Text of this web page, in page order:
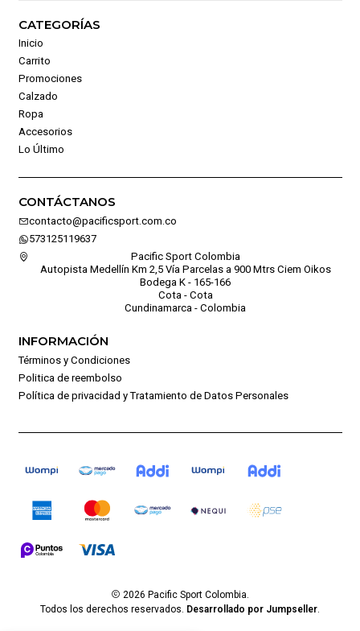
CATEGORÍAS
Inicio
Carrito
Promociones
Calzado
Ropa
Accesorios
Lo Último
CONTÁCTANOS
contacto@pacificsport.com.co
573125119637
Pacific Sport Colombia
Autopista Medellín Km 2,5 Vía Parcelas a 900 Mtrs Ciem Oikos
Bodega K - 165-166
Cota - Cota
Cundinamarca - Colombia
INFORMACIÓN
Términos y Condiciones
Politica de reembolso
Política de privacidad y Tratamiento de Datos Personales
2026 Pacific Sport Colombia.
Todos los derechos reservados. Desarrollado por Jumpseller.